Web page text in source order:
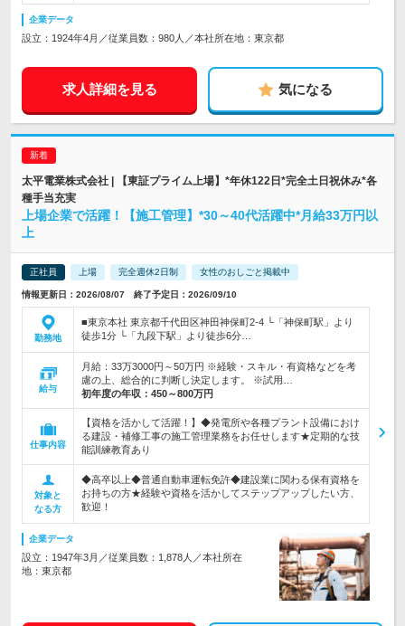
企業データ
設立：1924年4月／従業員数：980人／本社所在地：東京都
求人詳細を見る 気になる
太平電業株式会社 | 【東証プライム上場】*年休122日*完全土日祝休み*各
種手当充実
上場企業で活躍！【施工管理】*30～40代活躍中*月給33万円以
上
正社員 上場 完全週休2日制 女性のおしごと掲載中
情報更新日：2026/08/07 終了予定日：2026/09/10
勤務地
■東京本社 東京都千代田区神田神保町2-4 └「神保町駅」より
徒歩1分 └「九段下駅」より徒歩6分…
給与
月給：33万3000円～50万円 ※経験・スキル・有資格などを考
慮の上、総合的に判断し決定します。 ※試用…
初年度の年収： 450～800万円
仕事内容
【資格を活かして活躍！】◆発電所や各種プラント設備におけ
る建設・補修工事の施工管理業務をお任せします★定期的な技
能訓練教育あり
対象と
なる方
◆高卒以上◆普通自動車運転免許◆建設業に関わる保有資格を
お持ちの方★経験や資格を活かしてステップアップしたい方、
歓迎！
企業データ
設立：1947年3月／従業員数：1,878人／本社所在
地：東京都